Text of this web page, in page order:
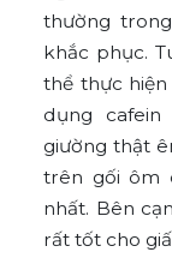
thường
khắc phục.
thể thực
dụng
giường thật
trên gối ôm
nhất. Bên
rất tốt cho